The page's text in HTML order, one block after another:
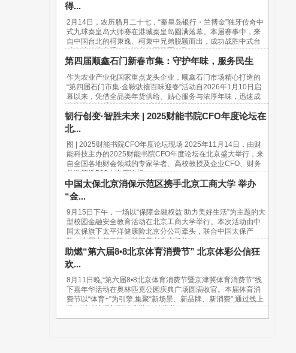
得...
2月14日，农历腊月二十七，“秦皇岛银行・兰博金”独牙传奇中
式九球秦皇岛大师赛在港城秦皇岛圆满落幕。本届赛事中，来
自中国台北的柯秉逸、柯秉中兄弟脱颖而出，成功战胜中式台
球内地传统高手，包揽赛事冠亚军，取...
第四届顺鑫石门新春市集：守护年味，服务民生
作为农业产业化国家重点龙头企业，顺鑫石门市场精心打造的
“第四届石门市集·金鞍驮禧百味迎春”活动自2026年1月10日启
幕以来，凭借全品类年货供给、贴心服务与浓厚年味，迅速成
为市民新春采购的“网红打卡地”。37天...
韧行创变·智胜未来 | 2025财能书院CFO年度论坛在
北...
图 | 2025财能书院CFO年度论坛现场 2025年11月14日，由财
能科技主办的2025财能书院CFO年度论坛在北京盛大举行，来
自全国各地财会领域的专家学者、高校教授及企业CFO、财务
总监等近500人出席论坛。...
中国太保北京消保示范区携手北京工商大学 举办
“金...
9月15日下午，一场以“保障金融权益 助力美好生活”为主题的大
型校园金融安全教育活动在北京工商大学举行。本次活动由中
国太保旗下太平洋健康险北京分公司牵头，联合中国太保产
险、中国太保寿险、长江养老在京机构...
助燃“第六届8•8北京体育消费节” 北京体彩公信狂
欢...
8月11日晚,“第六届8•8北京体育消费节暨京津冀体育消费节”线
下嘉年华活动在奥林匹克公园庆典广场圆满收官。本届体育消
费节以“体育+”为引擎,集聚“新场景、新品牌、新消费”,通过线上
线下活动挖掘新型消费潜力,链接美...